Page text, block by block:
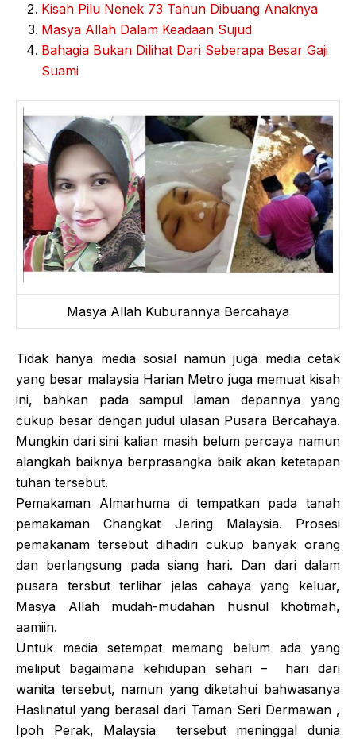
Kisah Pilu Nenek 73 Tahun Dibuang Anaknya
Masya Allah Dalam Keadaan Sujud
Bahagia Bukan Dilihat Dari Seberapa Besar Gaji
Suami
Masya Allah Kuburannya Bercahaya
Tidak hanya media sosial namun juga media cetak
yang besar malaysia Harian Metro juga memuat kisah
ini, bahkan pada sampul laman depannya yang
cukup besar dengan judul ulasan Pusara Bercahaya.
Mungkin dari sini kalian masih belum percaya namun
alangkah baiknya berprasangka baik akan ketetapan
tuhan tersebut.
Pemakaman Almarhuma di tempatkan pada tanah
pemakaman Changkat Jering Malaysia. Prosesi
pemakanam tersebut dihadiri cukup banyak orang
dan berlangsung pada siang hari. Dan dari dalam
pusara tersbut terlihar jelas cahaya yang keluar,
Masya Allah mudah-mudahan husnul khotimah,
aamiin.
Untuk media setempat memang belum ada yang
meliput bagaimana kehidupan sehari – hari dari
wanita tersebut, namun yang diketahui bahwasanya
Haslinatul yang berasal dari Taman Seri Dermawan ,
Ipoh Perak, Malaysia tersebut meninggal dunia